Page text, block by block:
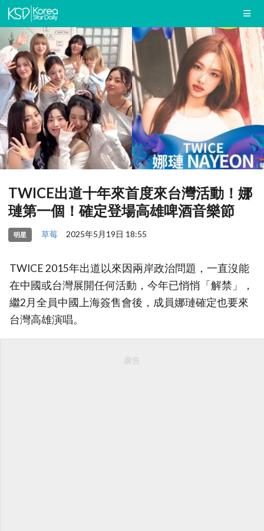
TWICE出道十年來首度來台灣活動！娜
璉第一個！確定登場高雄啤酒音樂節
明星 草莓 2025年5月19日 18:55
TWICE 2015年出道以來因兩岸政治問題，一直沒能
在中國或台灣展開任何活動，今年已悄悄「解禁」，
繼2月全員中國上海簽售會後，成員娜璉確定也要來
台灣高雄演唱。
廣告